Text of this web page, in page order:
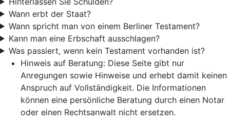
Wann erbt der Staat?
Wann spricht man von einem Berliner Testament?
Kann man eine Erbschaft ausschlagen?
Was passiert, wenn kein Testament vorhanden ist?
Hinweis auf Beratung: Diese Seite gibt nur
Anregungen sowie Hinweise und erhebt damit keinen
Anspruch auf Vollständigkeit. Die Informationen
können eine persönliche Beratung durch einen Notar
oder einen Rechtsanwalt nicht ersetzen.